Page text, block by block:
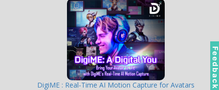
DigiME : Real-Time AI Motion Capture for Avatars